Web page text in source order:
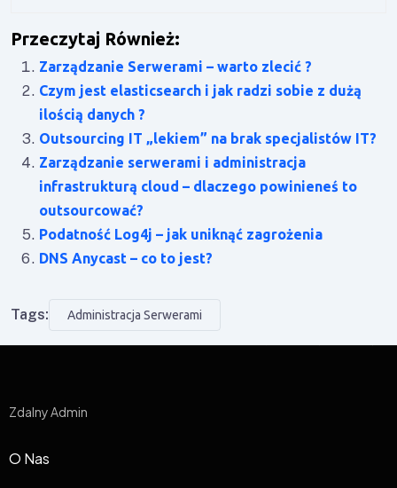
Przeczytaj Również:
Zarządzanie Serwerami – warto zlecić ?
Czym jest elasticsearch i jak radzi sobie z dużą
ilością danych ?
Outsourcing IT „lekiem” na brak specjalistów IT?
Zarządzanie serwerami i administracja
infrastrukturą cloud – dlaczego powinieneś to
outsourcować?
Podatność Log4j – jak uniknąć zagrożenia
DNS Anycast – co to jest?
Tags: Administracja Serwerami
Zdalny Admin
O Nas